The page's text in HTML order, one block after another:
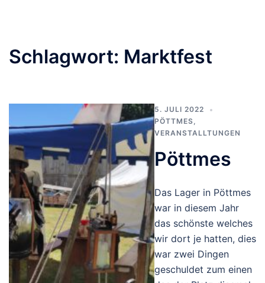
Schlagwort: Marktfest
5. JULI 2022
PÖTTMES
VERANSTALLTUNGEN
Pöttmes
Das Lager in Pöttmes
war in diesem Jahr
das schönste welches
wir dort je hatten, dies
war zwei Dingen
geschuldet zum einen